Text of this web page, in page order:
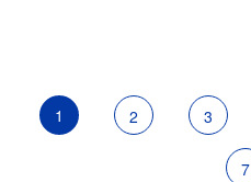
カ1
ペ
2
ペ
3
ペ
7